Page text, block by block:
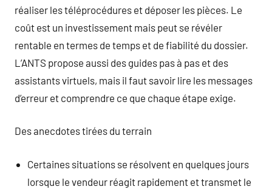
réaliser les téléprocédures et déposer les pièces. Le
coût est un investissement mais peut se révéler
rentable en termes de temps et de fiabilité du dossier.
L’ANTS propose aussi des guides pas à pas et des
assistants virtuels, mais il faut savoir lire les messages
d’erreur et comprendre ce que chaque étape exige.
Des anecdotes tirées du terrain
Certaines situations se résolvent en quelques jours
lorsque le vendeur réagit rapidement et transmet le